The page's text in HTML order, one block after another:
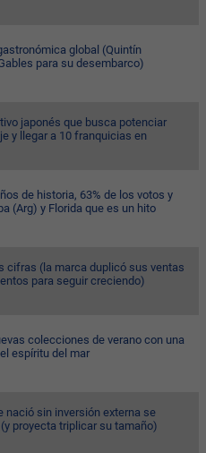
global (Quintín
para su desembarco)
japonés que busca potenciar
y llegar a 10 franquicias en
de historia, 63% de los votos y
(Arg) y Florida que es un hito
cifras (la marca duplicó sus ventas
para seguir creciendo)
colecciones de verano con una
espíritu del mar
nació sin inversión externa se
proyecta triplicar su tamaño)